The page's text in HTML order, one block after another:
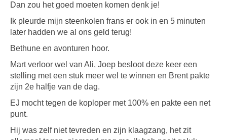
Dan zou het goed moeten komen denk je!
Ik pleurde mijn steenkolen frans er ook in en 5 minuten
later hadden we al ons geld terug!
Bethune en avonturen hoor.
Mart verloor wel van Ali, Joep besloot deze keer een
stelling met een stuk meer wel te winnen en Brent pakte
zijn 2e halfje van de dag.
EJ mocht tegen de koploper met 100% en pakte een net
punt.
Hij was zelf niet tevreden en zijn klaagzang, het zit